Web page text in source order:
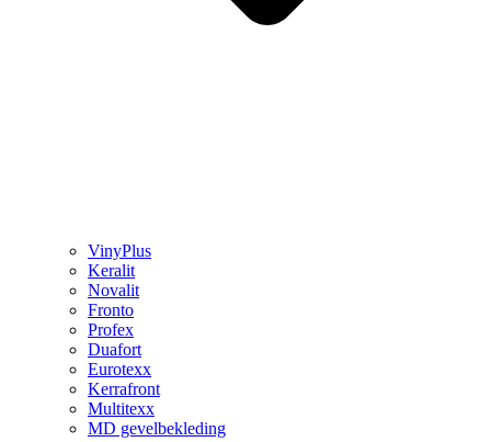
VinyPlus
Keralit
Novalit
Fronto
Profex
Duafort
Eurotexx
Kerrafront
Multitexx
MD gevelbekleding